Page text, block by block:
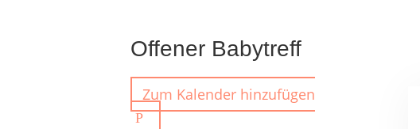
Offener Babytreff
Zum Kalender hinzufügen